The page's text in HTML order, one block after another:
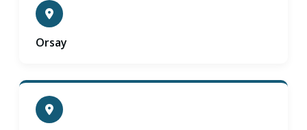
Orsay